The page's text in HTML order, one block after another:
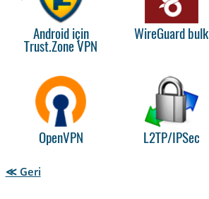
Android için
Trust.Zone VPN
WireGuard bulk
OpenVPN L2TP/IPSec
≪ Geri